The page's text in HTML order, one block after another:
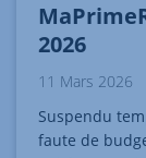
2026
11 Mars 2026
Suspendu
faute de